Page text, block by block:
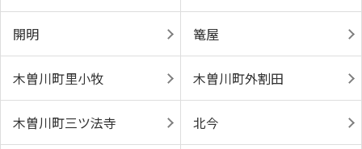
開明 篭屋
木曽川町里小牧 木曽川町外割田
木曽川町三ツ法寺 北今